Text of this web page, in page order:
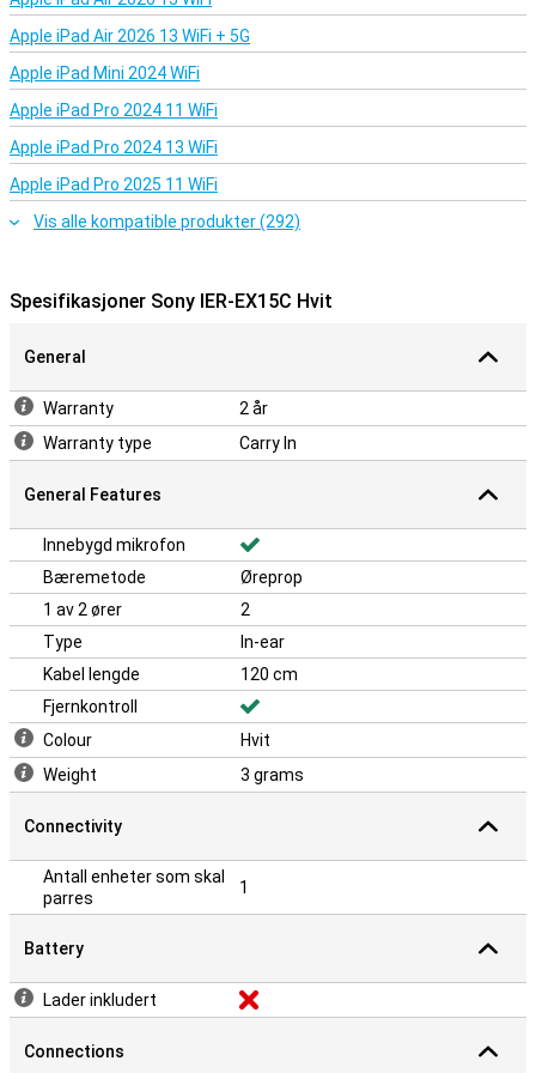
Komfort og enkel håndtering
Sony IER-EX15C White er designet for en praktisk hverdag.
Øreproppene har en kompakt og avrundet form, noe som gjør dem
komfortable i øret. Sony leverer ørepropper i flere størrelser, slik at
du enkelt kan velge riktig passform. Ledningen har en praktisk
kontroll med volumknapper og mikrofon. Bruk den til å sette
musikken på pause, ta imot samtaler eller justere volumet. Kabelen
er også utformet slik at det er mindre sannsynlig at den vikler seg.
Apple iPad Air 2026 13 WiFi + 5G
Apple iPad Mini 2024 WiFi
Apple iPad Pro 2024 11 WiFi
Apple iPad Pro 2024 13 WiFi
Apple iPad Pro 2025 11 WiFi
Vis alle kompatible produkter (292)
Spesifikasjoner Sony IER-EX15C Hvit
General
Warranty
2 år
Warranty type
Carry In
General Features
Innebygd mikrofon
Bæremetode
Øreprop
1 av 2 ører
2
Type
In-ear
Kabel lengde
120 cm
Fjernkontroll
Colour
Hvit
Weight
3 grams
Connectivity
Antall enheter som skal
parres
1
Battery
Lader inkludert
Connections